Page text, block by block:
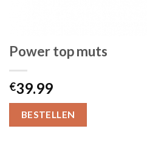
Power top muts
€39.99
BESTELLEN